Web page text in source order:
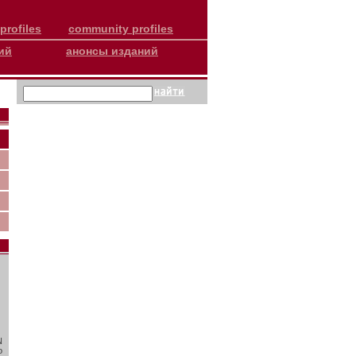
community profiles
анонсы изданий